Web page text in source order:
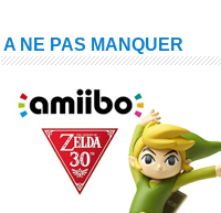
A NE PAS MANQUER